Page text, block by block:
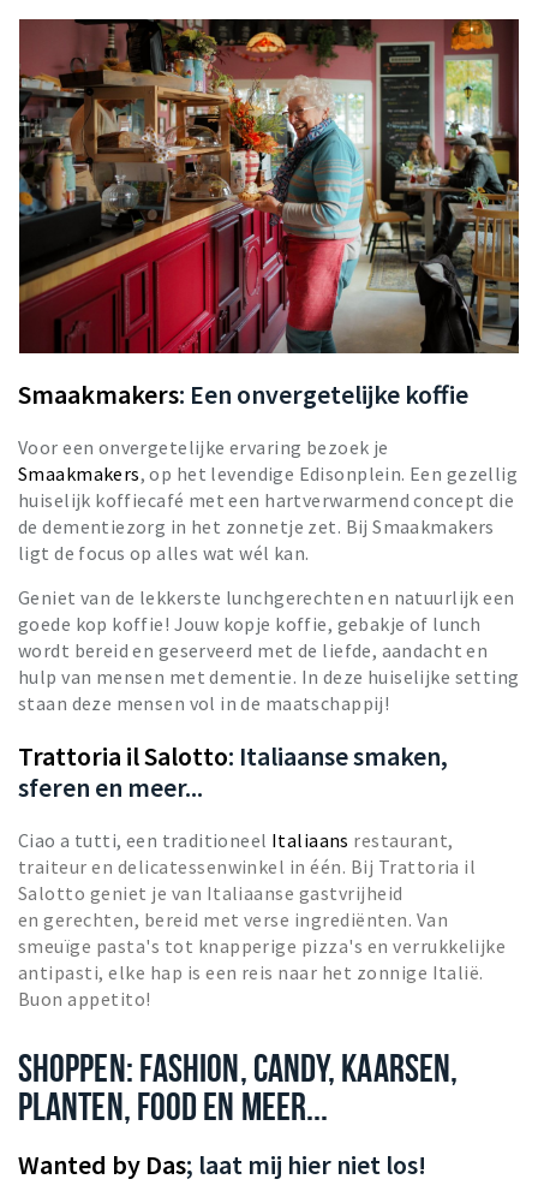
Smaakmakers: Een onvergetelijke koffie
Voor een onvergetelijke ervaring bezoek je
Smaakmakers, op het levendige Edisonplein. Een gezellig
huiselijk koffiecafé met een hartverwarmend concept die
de dementiezorg in het zonnetje zet. Bij Smaakmakers
ligt de focus op alles wat wél kan.
Geniet van de lekkerste lunchgerechten en natuurlijk een
goede kop koffie! Jouw kopje koffie, gebakje of lunch
wordt bereid en geserveerd met de liefde, aandacht en
hulp van mensen met dementie. In deze huiselijke setting
staan deze mensen vol in de maatschappij!
Trattoria il Salotto: Italiaanse smaken,
sferen en meer...
Ciao a tutti, een traditioneel Italiaans restaurant,
traiteur en delicatessenwinkel in één. Bij Trattoria il
Salotto geniet je van Italiaanse gastvrijheid
engerechten, bereid met verse ingrediënten. Van
smeuïge pasta's tot knapperige pizza's en verrukkelijke
antipasti, elke hap is een reis naar het zonnige Italië.
Buon appetito!
SHOPPEN: FASHION, CANDY, KAARSEN,
PLANTEN, FOOD EN MEER...
Wanted by Das; laat mij hier niet los!